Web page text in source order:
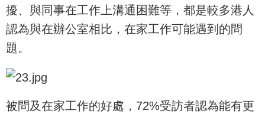
擾、與同事在工作上溝通困難等，都是較多港人
認為與在辦公室相比，在家工作可能遇到的問
題。
被問及在家工作的好處，72%受訪者認為能有更